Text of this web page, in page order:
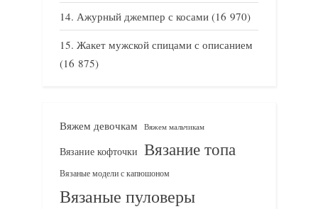
Ажурный джемпер с косами (16 970)
Жакет мужской спицами с описанием
(16 875)
Вяжем девочкам Вяжем мальчикам
Вязание кофточки Вязание топа
Вязаные модели с капюшоном
Вязаные пуловеры